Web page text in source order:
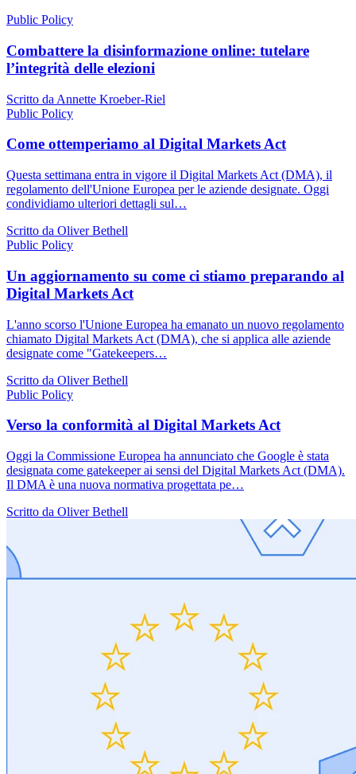
Public Policy
Combattere la disinformazione online: tutelare
l’integrità delle elezioni
Scritto da Annette Kroeber-Riel
Public Policy
Come ottemperiamo al Digital Markets Act
Questa settimana entra in vigore il Digital Markets Act (DMA), il
regolamento dell'Unione Europea per le aziende designate. Oggi
condividiamo ulteriori dettagli sul…
Scritto da Oliver Bethell
Public Policy
Un aggiornamento su come ci stiamo preparando al
Digital Markets Act
L'anno scorso l'Unione Europea ha emanato un nuovo regolamento
chiamato Digital Markets Act (DMA), che si applica alle aziende
designate come "Gatekeepers…
Scritto da Oliver Bethell
Public Policy
Verso la conformità al Digital Markets Act
Oggi la Commissione Europea ha annunciato che Google è stata
designata come gatekeeper ai sensi del Digital Markets Act (DMA).
Il DMA è una nuova normativa progettata pe…
Scritto da Oliver Bethell